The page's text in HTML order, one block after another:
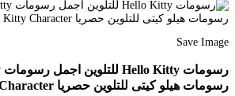
Save Image
رسومات هيلو كيتى للتلوين حصريا Hello Kitty Kitty Character